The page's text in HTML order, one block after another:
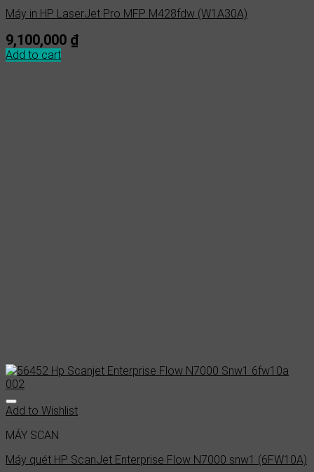
Máy in HP LaserJet Pro MFP M428fdw (W1A30A)
9,100,000 ₫
Add to cart
Add to Wishlist
MÁY SCAN
Máy quét HP ScanJet Enterprise Flow N7000 snw1 (6FW10A)